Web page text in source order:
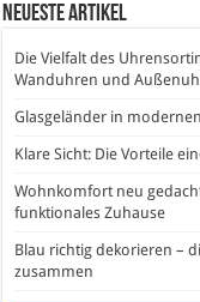
Neueste Artikel
Die Vielfalt des
Wanduhren und
Glasgeländer in
Klare Sicht: Die Vorteile
Wohnkomfort neu
funktionales Zuhause
Blau richtig dekorieren –
zusammen